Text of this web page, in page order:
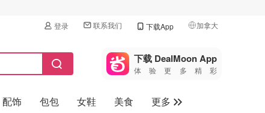
登录 联系我们 下载App 加拿大
🇺🇸
美国
🇨🇳中国
🇨🇦加拿大
下载 DealMoon App
体验更多精彩
配饰 包包 女鞋 美食
更多